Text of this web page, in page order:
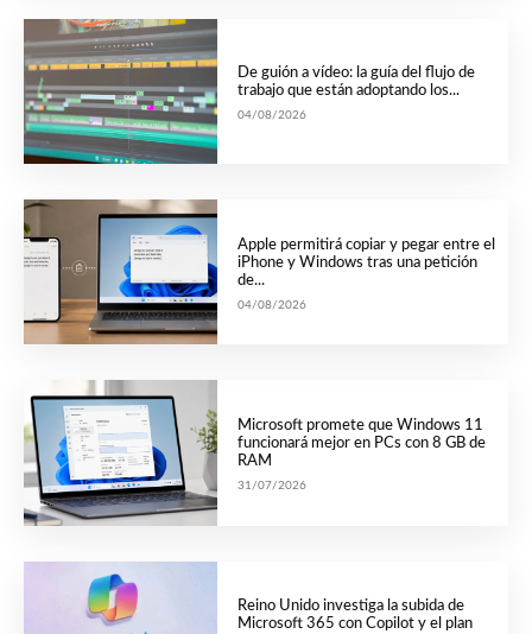
De guión a vídeo: la guía del flujo de
trabajo que están adoptando los...
04/08/2026
Apple permitirá copiar y pegar entre el
iPhone y Windows tras una petición
de...
04/08/2026
Microsoft promete que Windows 11
funcionará mejor en PCs con 8 GB de
RAM
31/07/2026
Reino Unido investiga la subida de
Microsoft 365 con Copilot y el plan